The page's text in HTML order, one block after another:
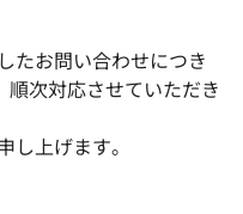
たお問い合わせにつき
次対応させていただき
上げます。